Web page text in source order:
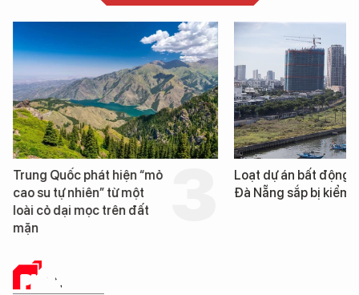
Trung Quốc phát hiện “mỏ
cao su tự nhiên” từ một
loài cỏ dại mọc trên đất
mặn
Loạt dự án bất động
Đà Nẵng sắp bị kiểm
PHÂN TÍCH